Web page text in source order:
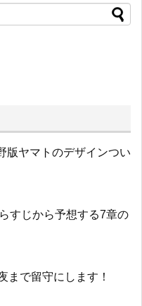
版ヤマトのデザインつい
すじから予想する7章の
まで留守にします！